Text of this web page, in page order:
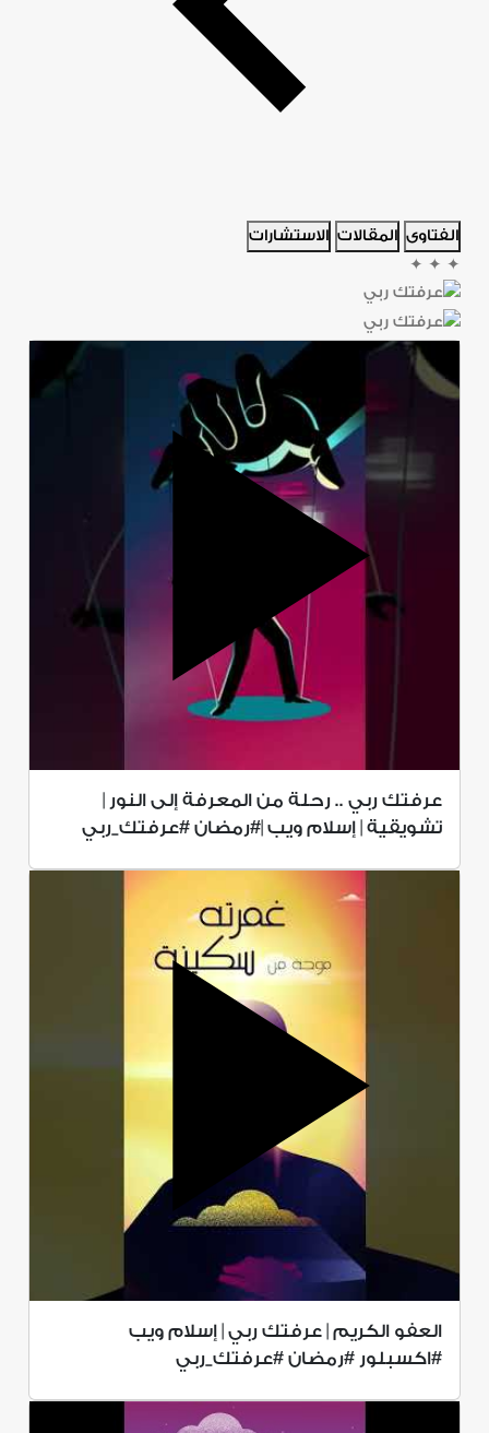
الفتاوى المقالات الاستشارات
✦
✦
✦
عرفتك ربي .. رحلة من المعرفة إلى النور |
تشويقية | إسلام ويب |#رمضان #عرفتك_ربي
العفو الكريم | عرفتك ربي | إسلام ويب
#اكسبلور #رمضان #عرفتك_ربي